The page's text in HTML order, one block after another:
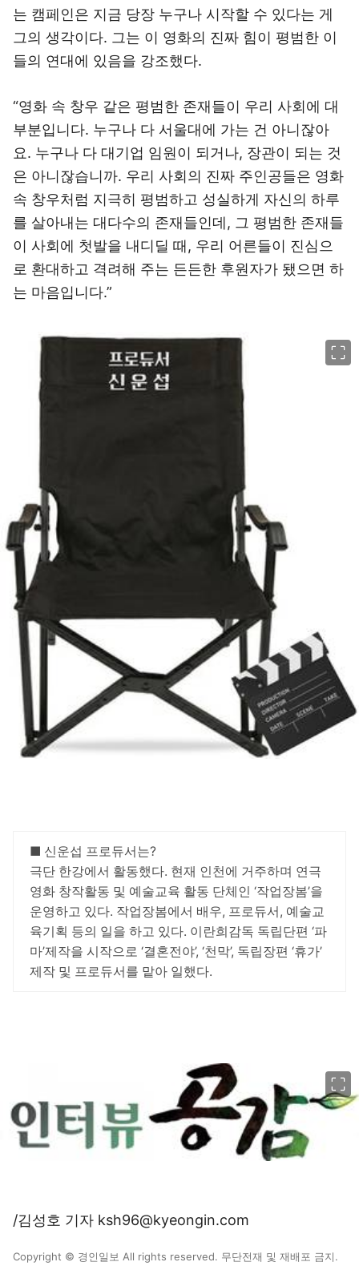
는 캠페인은 지금 당장 누구나 시작할 수 있다는 게
그의 생각이다. 그는 이 영화의 진짜 힘이 평범한 이
들의 연대에 있음을 강조했다.
“영화 속 창우 같은 평범한 존재들이 우리 사회에 대
부분입니다. 누구나 다 서울대에 가는 건 아니잖아
요. 누구나 다 대기업 임원이 되거나, 장관이 되는 것
은 아니잖습니까. 우리 사회의 진짜 주인공들은 영화
속 창우처럼 지극히 평범하고 성실하게 자신의 하루
를 살아내는 대다수의 존재들인데, 그 평범한 존재들
이 사회에 첫발을 내디딜 때, 우리 어른들이 진심으
로 환대하고 격려해 주는 든든한 후원자가 됐으면 하
는 마음입니다.”
■ 신운섭 프로듀서는?
극단 한강에서 활동했다. 현재 인천에 거주하며 연극
영화 창작활동 및 예술교육 활동 단체인 ‘작업장봄’을
운영하고 있다. 작업장봄에서 배우, 프로듀서, 예술교
육기획 등의 일을 하고 있다. 이란희감독 독립단편 ‘파
마’제작을 시작으로 ‘결혼전야’, ‘천막’, 독립장편 ‘휴가’
제작 및 프로듀서를 맡아 일했다.
/김성호 기자 ksh96@kyeongin.com
Copyright © 경인일보 All rights reserved. 무단전재 및 재배포 금지.